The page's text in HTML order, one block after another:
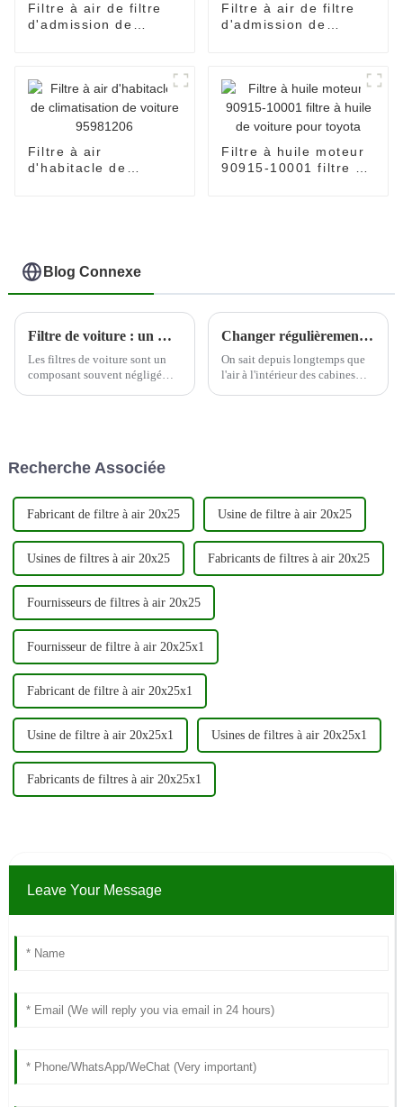
Filtre à air de filtre
d'admission de
Filtre à air de filtre
d'admission de
Filtre à air
d'habitacle de
Filtre à huile moteur
90915-10001 filtre à
Blog Connexe
Filtre de voiture : un moyen rentable d'améliorer les performances du moteur
Les filtres de voiture sont un
composant souvent négligé
puissent pénétrer dans le
Changer régulièrement les filtres à air de la cabine peut aider à protéger la santé du conducteur
On sait depuis longtemps que
l'air à l'intérieur des cabines
cabine...
Recherche Associée
Fabricant de filtre à air 20x25 Usine de filtre à air 20x25
Usines de filtres à air 20x25 Fabricants de filtres à air 20x25
Fournisseurs de filtres à air 20x25
Fournisseur de filtre à air 20x25x1
Fabricant de filtre à air 20x25x1
Usine de filtre à air 20x25x1 Usines de filtres à air 20x25x1
Fabricants de filtres à air 20x25x1
Leave Your Message